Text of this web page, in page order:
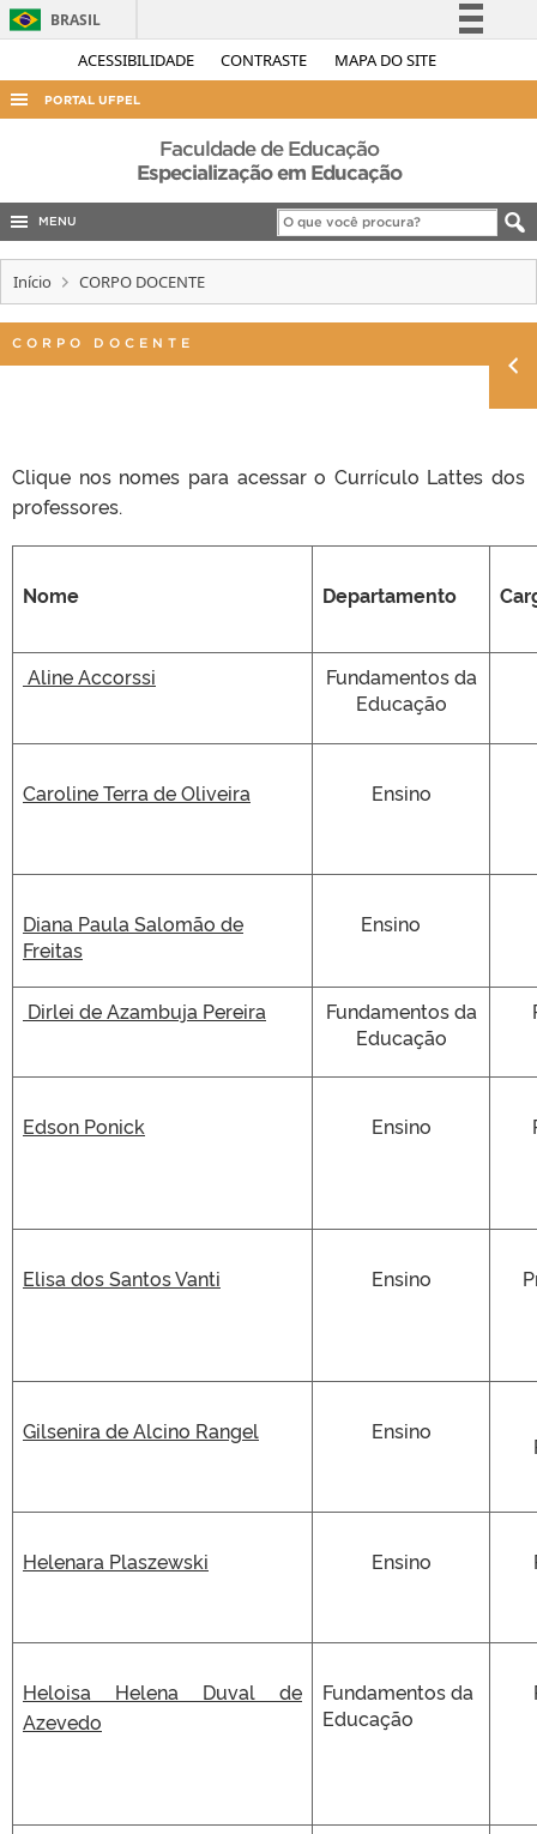
ACESSIBILIDADE CONTRASTE MAPA DO SITE
BRASIL
Simplifique!
Acesso à informação
Legislação
Canais
PORTAL UFPEL
ACESSO À INFORMAÇÃO
COBALTO
CONCURSOS
EDITAIS
INTERNACIONAL
Faculdade de Educação
Especialização em Educação
MENU
Início CORPO DOCENTE
CORPO DOCENTE
Clique nos nomes para acessar o Currículo Lattes dos
professores.
Nome Departamento
Aline Accorssi
Fundamentos da
Educação
Caroline Terra de Oliveira Ensino
Diana Paula Salomão de
Freitas
Ensino
Dirlei de Azambuja Pereira
Fundamentos da
Educação
Edson Ponick Ensino
Elisa dos Santos Vanti Ensino
Gilsenira de Alcino Rangel Ensino
Helenara Plaszewski Ensino
Heloisa Helena Duval de
Azevedo
Fundamentos da
Educação